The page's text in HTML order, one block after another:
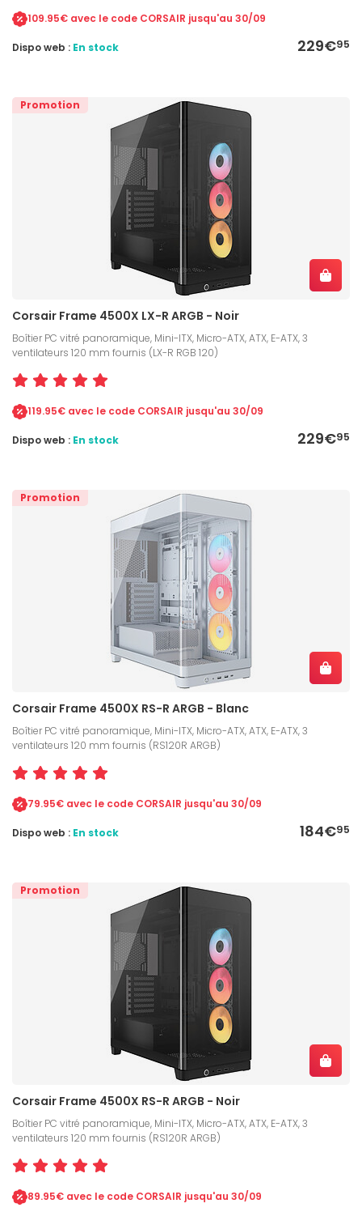
109.95€ avec le code CORSAIR jusqu'au 30/09
229€95
Dispo web : En stock
Promotion
Corsair Frame 4500X LX-R ARGB - Noir
Boîtier PC vitré panoramique, Mini-ITX, Micro-ATX, ATX, E-ATX, 3
ventilateurs 120 mm fournis (LX-R RGB 120)
119.95€ avec le code CORSAIR jusqu'au 30/09
229€95
Dispo web : En stock
Promotion
Corsair Frame 4500X RS-R ARGB - Blanc
Boîtier PC vitré panoramique, Mini-ITX, Micro-ATX, ATX, E-ATX, 3
ventilateurs 120 mm fournis (RS120R ARGB)
79.95€ avec le code CORSAIR jusqu'au 30/09
184€95
Dispo web : En stock
Promotion
Corsair Frame 4500X RS-R ARGB - Noir
Boîtier PC vitré panoramique, Mini-ITX, Micro-ATX, ATX, E-ATX, 3
ventilateurs 120 mm fournis (RS120R ARGB)
89.95€ avec le code CORSAIR jusqu'au 30/09